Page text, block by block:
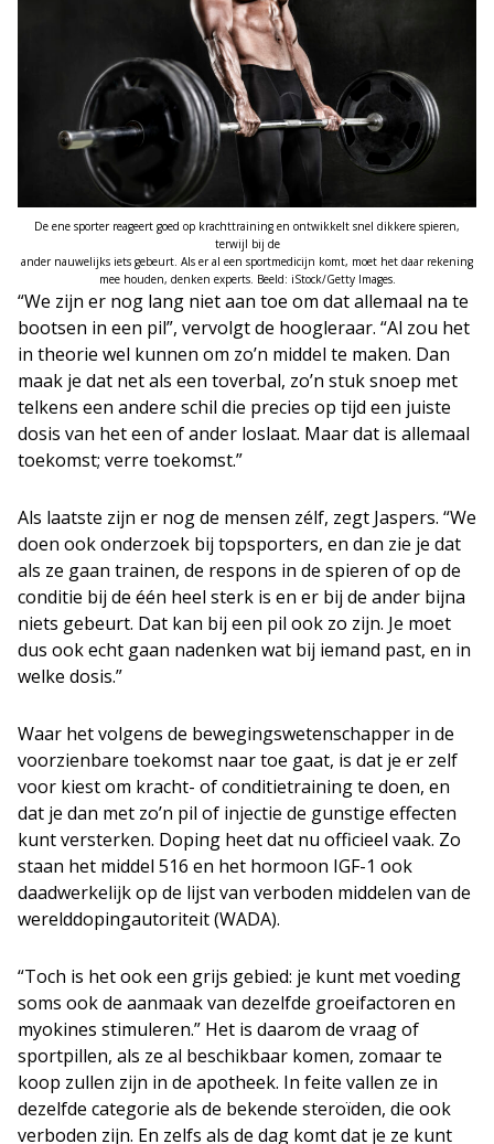
De ene sporter reageert goed op krachttraining en ontwikkelt snel dikkere spieren,
terwijl bij de
ander nauwelijks iets gebeurt. Als er al een sportmedicijn komt, moet het daar rekening
mee houden, denken experts. Beeld: iStock/Getty Images.
“We zijn er nog lang niet aan toe om dat allemaal na te
bootsen in een pil”, vervolgt de hoogleraar. “Al zou het
in theorie wel kunnen om zo’n middel te maken. Dan
maak je dat net als een toverbal, zo’n stuk snoep met
telkens een andere schil die precies op tijd een juiste
dosis van het een of ander loslaat. Maar dat is allemaal
toekomst; verre toekomst.”
Als laatste zijn er nog de mensen zélf, zegt Jaspers. “We
doen ook onderzoek bij topsporters, en dan zie je dat
als ze gaan trainen, de respons in de spieren of op de
conditie bij de één heel sterk is en er bij de ander bijna
niets gebeurt. Dat kan bij een pil ook zo zijn. Je moet
dus ook echt gaan nadenken wat bij iemand past, en in
welke dosis.”
Waar het volgens de bewegingswetenschapper in de
voorzienbare toekomst naar toe gaat, is dat je er zelf
voor kiest om kracht- of conditietraining te doen, en
dat je dan met zo’n pil of injectie de gunstige effecten
kunt versterken. Doping heet dat nu officieel vaak. Zo
staan het middel 516 en het hormoon IGF-1 ook
daadwerkelijk op de lijst van verboden middelen van de
werelddopingautoriteit (WADA).
“Toch is het ook een grijs gebied: je kunt met voeding
soms ook de aanmaak van dezelfde groeifactoren en
myokines stimuleren.” Het is daarom de vraag of
sportpillen, als ze al beschikbaar komen, zomaar te
koop zullen zijn in de apotheek. In feite vallen ze in
dezelfde categorie als de bekende steroïden, die ook
verboden zijn. En zelfs als de dag komt dat je ze kunt